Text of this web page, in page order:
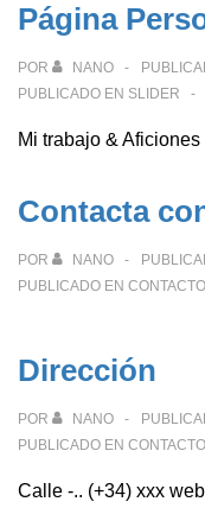
Página
POR NANO
PUBLICADO EN SLIDER
Mi trabajo & Aficiones
Contacta
POR NANO
PUBLICADO EN CONTACTO
Dirección
POR NANO
PUBLICADO EN CONTACTO
Calle -.. (+34) xxx